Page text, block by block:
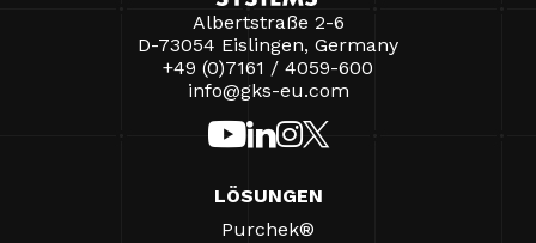
Albertstraße 2-6
D-73054 Eislingen, Germany
+49 (0)7161 / 4059-600
info@gks-eu.com
LÖSUNGEN
Purchek®